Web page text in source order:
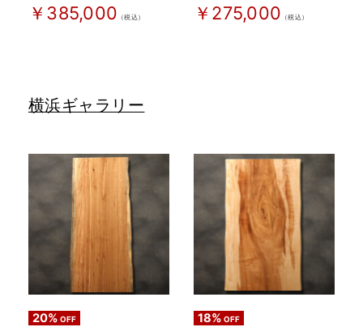
￥385,000 （税込） ￥275,000 （税込）
横浜ギャラリー
20% OFF 18% OFF